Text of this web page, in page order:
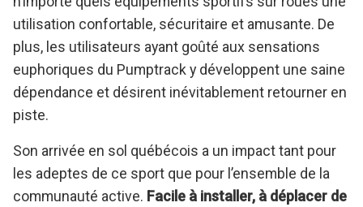
utilisation confortable, sécuritaire et amusante. De
plus, les utilisateurs ayant goûté aux sensations
euphoriques du Pumptrack y développent une saine
dépendance et désirent inévitablement retourner en
piste.
Son arrivée en sol québécois a un impact tant pour
les adeptes de ce sport que pour l’ensemble de la
communauté active. Facile à installer, à déplacer de